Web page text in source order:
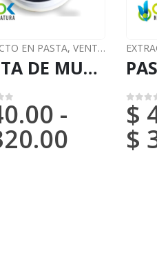
EN PASTA, VENTAS (Correo Nacional)
PASTA DE MUCURA / 10gr a 1kg / - (Petiveria) 100% Extracto Puro de Pasta
- 0de 5
$
$